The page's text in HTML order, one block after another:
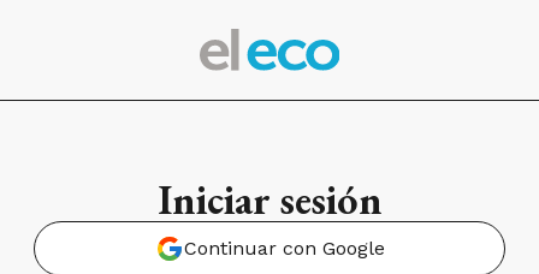
Iniciar sesión
Continuar con Google